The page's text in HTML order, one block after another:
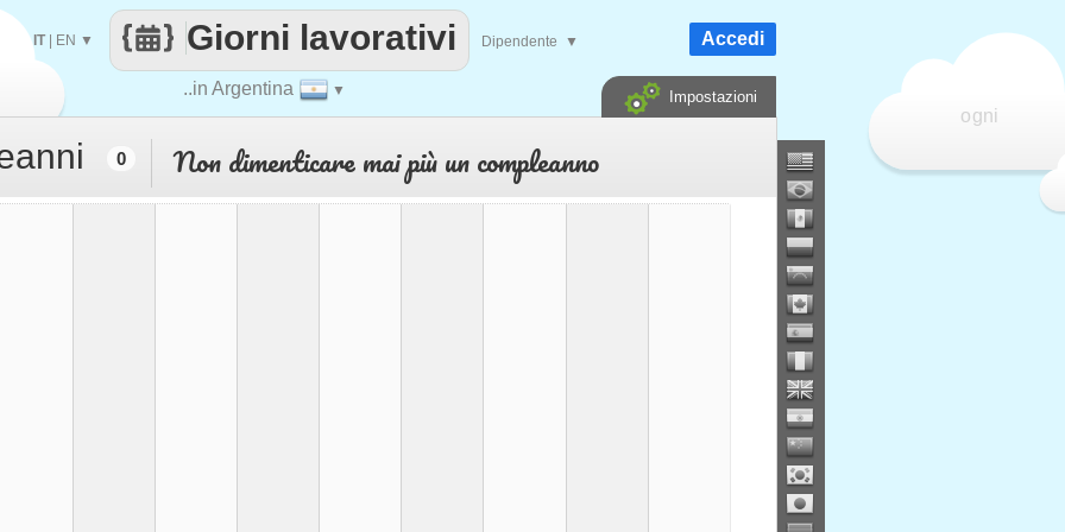
ogni
..in Argentina ▼
Giorni lavorativi
IT| EN ▼ Dipendente ▼ Accedi
Impostazioni
0 Non dimenticare mai più un compleanno